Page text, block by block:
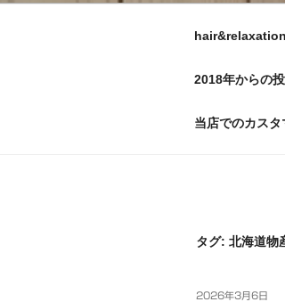
2018年からの
当店でのカス
タグ: 北海道物
投
2026年3月6日